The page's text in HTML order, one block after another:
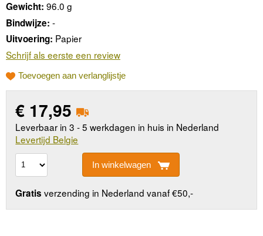
Gewicht: 96.0 g
Bindwijze: -
Uitvoering: Papier
Schrijf als eerste een review
Toevoegen aan verlanglijstje
€ 17,95
Leverbaar in 3 - 5 werkdagen in huis in Nederland
Levertijd Belgie
In winkelwagen
Gratis verzending in Nederland vanaf €50,-